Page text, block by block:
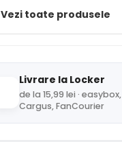
Vezi toate produsele
Livrare la Locker
de la 15,99 lei · easybox,
Cargus, FanCourier